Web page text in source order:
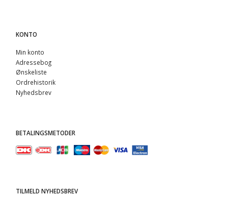
KONTO
Min konto
Adressebog
Ønskeliste
Ordrehistorik
Nyhedsbrev
BETALINGSMETODER
TILMELD NYHEDSBREV